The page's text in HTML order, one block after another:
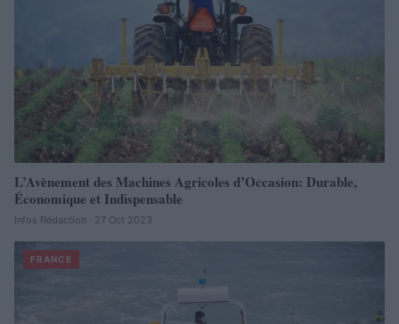
L’Avènement des Machines Agricoles d’Occasion: Durable,
Économique et Indispensable
Infos Rédaction · 27 Oct 2023
FRANCE